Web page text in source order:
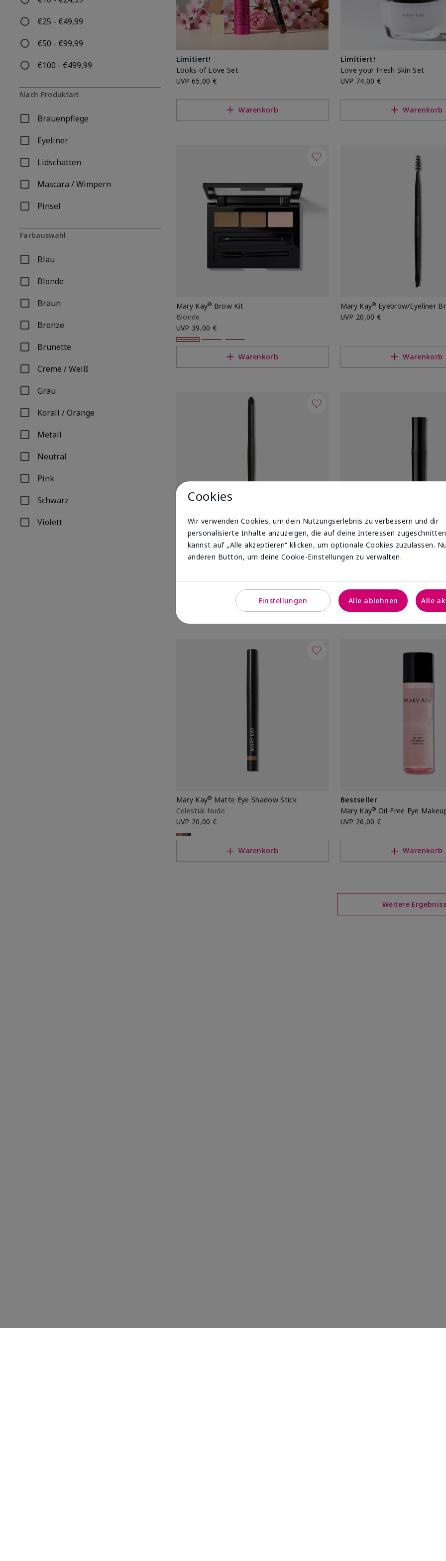
Filtern nach Nach Preis: €10 - €24,99
€25 - €49,99
Filtern nach Nach Preis: €25 - €49,99
€50 - €99,99
Filtern nach Nach Preis: €50 - €99,99
€100 - €499,99
Filtern nach Nach Preis: €100 - €499,99
Nach Produktart
Brauenpflege
Filtern nach Nach Produktart: Brauenpflege
Eyeliner
Filtern nach Nach Produktart: Eyeliner
Lidschatten
Filtern nach Nach Produktart: Lidschatten
Mascara / Wimpern
Filtern nach Nach Produktart: Mascara / Wimpern
Pinsel
Filtern nach Nach Produktart: Pinsel
Farbauswahl
Blau
Filtern nach Farbauswahl: Blau
Blonde
Filtern nach Farbauswahl: Blonde
Braun
Filtern nach Farbauswahl: Braun
Bronze
Filtern nach Farbauswahl: Bronze
Brunette
Filtern nach Farbauswahl: Brunette
Creme / Weiß
Filtern nach Farbauswahl: Creme / Weiß
Grau
Filtern nach Farbauswahl: Grau
Korall / Orange
Filtern nach Farbauswahl: Korall / Orange
Metall
Filtern nach Farbauswahl: Metall
Neutral
Filtern nach Farbauswahl: Neutral
Pink
Filtern nach Farbauswahl: Pink
Schwarz
Filtern nach Farbauswahl: Schwarz
Violett
Filtern nach Farbauswahl: Violett
Limitiert!
Looks of Love Set
UVP 65,00 €
Warenkorb
Limitiert!
Love your Fresh Skin Set
UVP 74,00 €
Warenkorb
Mary Kay® Brow Kit
Blonde
UVP 39,00 €
Warenkorb
Mary Kay® Eyebrow/Eyeliner
UVP 20,00 €
Warenkorb
Mary Kay
Eye Smudger Brush
Warenkorb
Lash Love
Black
Warenkorb
Mary Kay® Matte Eye Shadow Stick
Celestial Nude
UVP 20,00 €
Warenkorb
Bestseller
Mary Kay® Oil-Free Eye
UVP 26,00 €
Warenkorb
Weitere
Cookies
Wir verwenden Cookies, um dein Nutzungserlebnis zu verbessern und dir
personalisierte Inhalte anzuzeigen, die auf deine Interessen
kannst auf „Alle akzeptieren“ klicken, um optionale Cookies zuzulassen.
anderen Button, um deine Cookie-Einstellungen zu verwalten.
Einstellungen Alle ablehnen Alle